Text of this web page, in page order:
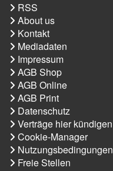
RSS
About us
Kontakt
Mediadaten
Impressum
AGB Shop
AGB Online
AGB Print
Datenschutz
Verträge hier kündigen
Cookie-Manager
Nutzungsbedingungen
Freie Stellen